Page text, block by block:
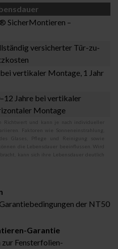
SicherMontieren –
versicherter Tür-zu-
vertikaler Montage, 1 Jahr
Jahre bei vertikaler
Montage
Richtwert und kann je nach individueller
Faktoren wie Sonneneinstrahlung,
Glases, Pflege und Reinigung sowie
die Lebensdauer beeinflussen. Wird
kann sich ihre Lebensdauer deutlich
der NT50
Garantie
Fensterfolien-